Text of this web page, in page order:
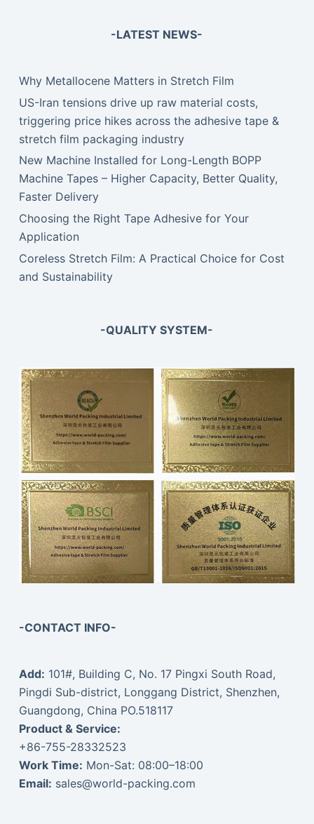
-LATEST NEWS-
Why Metallocene Matters in Stretch Film
US-Iran tensions drive up raw material costs,
triggering price hikes across the adhesive tape &
stretch film packaging industry
New Machine Installed for Long-Length BOPP
Machine Tapes – Higher Capacity, Better Quality,
Faster Delivery
Choosing the Right Tape Adhesive for Your
Application
Coreless Stretch Film: A Practical Choice for Cost
and Sustainability
-QUALITY SYSTEM-
-CONTACT INFO-
Add: 101#, Building C, No. 17 Pingxi South Road,
Pingdi Sub-district, Longgang District, Shenzhen,
Guangdong, China PO.518117
Product & Service:
+86-755-28332523
Work Time: Mon-Sat: 08:00–18:00
Email: sales@world-packing.com